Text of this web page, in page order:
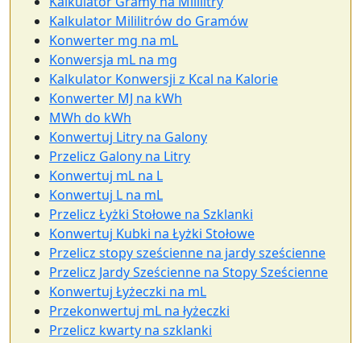
Kalkulator Mililitrów do Gramów
Konwerter mg na mL
Konwersja mL na mg
Kalkulator Konwersji z Kcal na Kalorie
Konwerter MJ na kWh
MWh do kWh
Konwertuj Litry na Galony
Przelicz Galony na Litry
Konwertuj mL na L
Konwertuj L na mL
Przelicz Łyżki Stołowe na Szklanki
Konwertuj Kubki na Łyżki Stołowe
Przelicz stopy sześcienne na jardy sześcienne
Przelicz Jardy Sześcienne na Stopy Sześcienne
Konwertuj Łyżeczki na mL
Przekonwertuj mL na łyżeczki
Przelicz kwarty na szklanki